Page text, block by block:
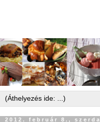
2012. február 8., szerda